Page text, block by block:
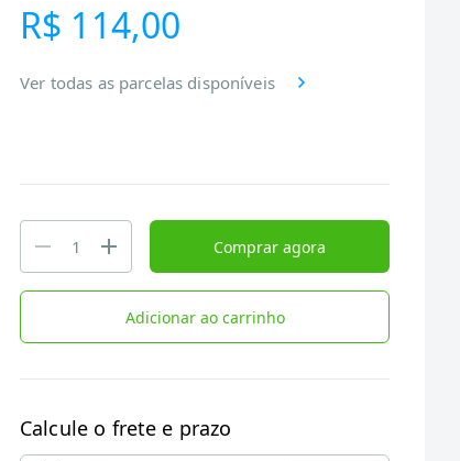
R$ 114,00
Ver todas as parcelas disponíveis
Comprar agora
Adicionar ao carrinho
Calcule o frete e prazo